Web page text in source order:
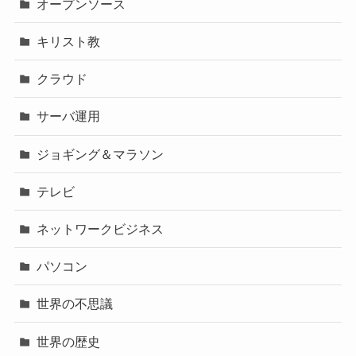
オープンソース
キリスト教
クラウド
サーバ運用
ジョギング＆マラソン
テレビ
ネットワークビジネス
パソコン
世界の不思議
世界の歴史